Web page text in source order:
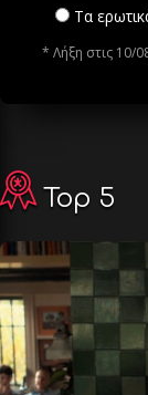
Τα
* Λήξη στις 10/
Top 5